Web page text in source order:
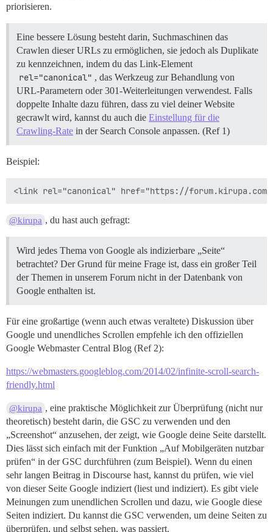
priorisieren.
Eine bessere Lösung besteht darin, Suchmaschinen das
Crawlen dieser URLs zu ermöglichen, sie jedoch als Duplikate
zu kennzeichnen, indem du das Link-Element
rel="canonical" , das Werkzeug zur Behandlung von
URL-Parametern oder 301-Weiterleitungen verwendest. Falls
doppelte Inhalte dazu führen, dass zu viel deiner Website
gecrawlt wird, kannst du auch die Einstellung für die
Crawling-Rate in der Search Console anpassen. (Ref 1)
Beispiel:
@kirupa , du hast auch gefragt:
Wird jedes Thema von Google als indizierbare „Seite“
betrachtet? Der Grund für meine Frage ist, dass ein großer Teil
der Themen in unserem Forum nicht in der Datenbank von
Google enthalten ist.
Für eine großartige (wenn auch etwas veraltete) Diskussion über
Google und unendliches Scrollen empfehle ich den offiziellen
Google Webmaster Central Blog (Ref 2):
https://webmasters.googleblog.com/2014/02/infinite-scroll-search-
friendly.html
@kirupa , eine praktische Möglichkeit zur Überprüfung (nicht nur
theoretisch) besteht darin, die GSC zu verwenden und den
„Screenshot“ anzusehen, der zeigt, wie Google deine Seite darstellt.
Dies lässt sich einfach mit der Funktion „Auf Mobilgeräten nutzbar
prüfen“ in der GSC durchführen (zum Beispiel). Wenn du einen
sehr langen Beitrag in Discourse hast, kannst du prüfen, wie viel
von dieser Seite Google indiziert (liest und indiziert). Es gibt viele
Meinungen zum unendlichen Scrollen und dazu, wie Google diese
Seiten indiziert. Du kannst die GSC verwenden, um deine Seiten zu
überprüfen, und selbst sehen, was passiert.